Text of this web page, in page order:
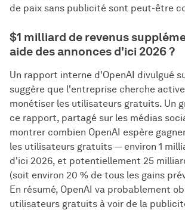
de paix sans publicité sont peut-être
$1 milliard de revenus
aide des annonces d'ici 2026 ?
Un rapport interne d'OpenAI divulgué
suggère que l'entreprise cherche
monétiser les utilisateurs gratuits. Un
ce rapport, partagé sur les médias
montrer combien OpenAI espère
les utilisateurs gratuits — environ 1
d'ici 2026, et potentiellement 25
(soit environ 20 % de tous les gains
En résumé, OpenAI va probablement
utilisateurs gratuits à voir de la